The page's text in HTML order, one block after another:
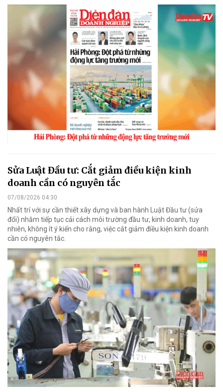
Sửa Luật Đầu tư: Cắt giảm điều kiện kinh
doanh cần có nguyên tắc
07/08/2026 04:30
Nhất trí với sự cần thiết xây dựng và ban hành Luật Đầu tư (sửa
đổi) nhằm tiếp tục cải cách môi trường đầu tư, kinh doanh, tuy
nhiên, không ít ý kiến cho rằng, việc cắt giảm điều kiện kinh doanh
cần có nguyên tắc.